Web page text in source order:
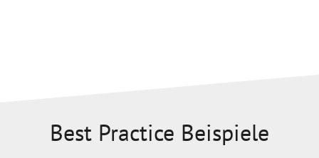
Best Practice Beispiele